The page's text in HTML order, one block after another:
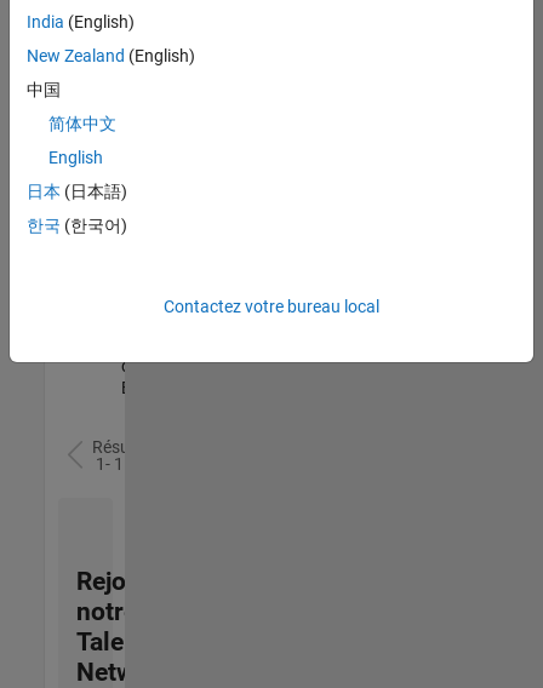
l’ensemble
des
opportunités
votre
région.
Senior Software Quality Engineer
Senior
Engineer
qualité |
Expérimenté(e)
Résultats
1- 1 de
Rejoignez
notre
Talent
Network
India (English)
New Zealand (English)
中国
简体中文
English
日本 (日本語)
한국 (한국어)
Contactez votre bureau local